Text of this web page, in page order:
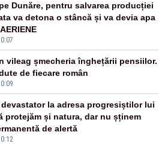
Dunăre, pentru salvarea producției
va detona o stâncă și va devia apa
vileag șmecheria înghețării pensiilor.
de fiecare român
la adresa progresiștilor lui
protejăm și natura, dar nu șținem
de alertă